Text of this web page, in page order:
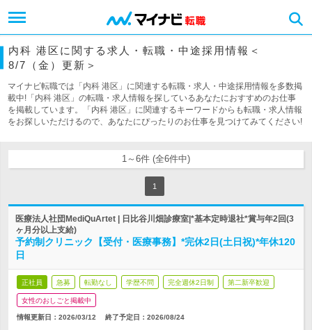
内科 港区に関する求人・転職・中途採用情報＜
8/7（金）更新＞
マイナビ転職では「内科 港区」に関連する転職・求人・中途採用情報を多数掲
載中!「内科 港区」の転職・求人情報を探しているあなたにおすすめのお仕事
を掲載しています。「内科 港区」に関連するキーワードからも転職・求人情報
をお探しいただけるので、あなたにぴったりのお仕事を見つけてみてください!
1～6件 (全6件中)
1
医療法人社団MediQuArtet | 日比谷川畑診療室|*基本定時退社*賞与年2回(3
ヶ月分以上支給)
予約制クリニック【受付・医療事務】*完休2日(土日祝)*年休120
日
正社員 急募 転勤なし 学歴不問 完全週休2日制 第二新卒歓迎
女性のおしごと掲載中
情報更新日：2026/03/12 終了予定日： 2026/08/24